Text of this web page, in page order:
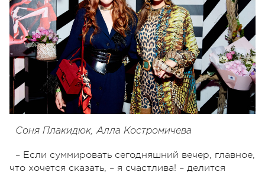
Соня Плакидюк, Алла Костромичева
– Если суммировать сегодняшний вечер, главное,
что хочется сказать, – я счастлива! – делится